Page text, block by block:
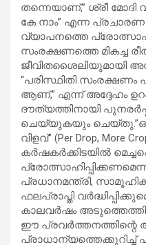
തന്നെയാണ്,” ശ്രീ മോദി
കേ നാം” എന്ന
വ്യാപനത്തെ
സംരക്ഷണത്തെ മികച്ച
ജീവിതശൈലിയുമായി
“പരിസ്ഥിതി
ആണ്,” എന്ന് അദ്ദേഹം
ദൗത്യത്തിനായി
ചെയ്യുകയും
വിളവ്” (Per Drop, More
കർഷകർക്കിടയിൽ
പ്രധാനമന്ത്രി,
ഫലപ്രാപ്തി
കാലവർഷം
ഈ പ്രവർത്തനത്തിന്റെ
പ്രാധാന്യത്തെക്കുറിച്ച്‌